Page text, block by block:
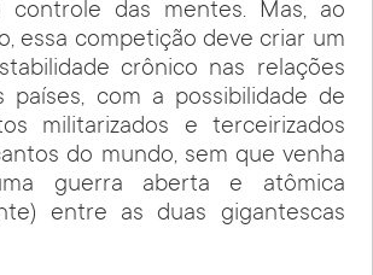
controle das mentes. Mas, ao
essa competição deve criar um
crônico nas relações
países, com a possibilidade de
militarizados e terceirizados
do mundo, sem que venha
guerra aberta e atômica
entre as duas gigantescas